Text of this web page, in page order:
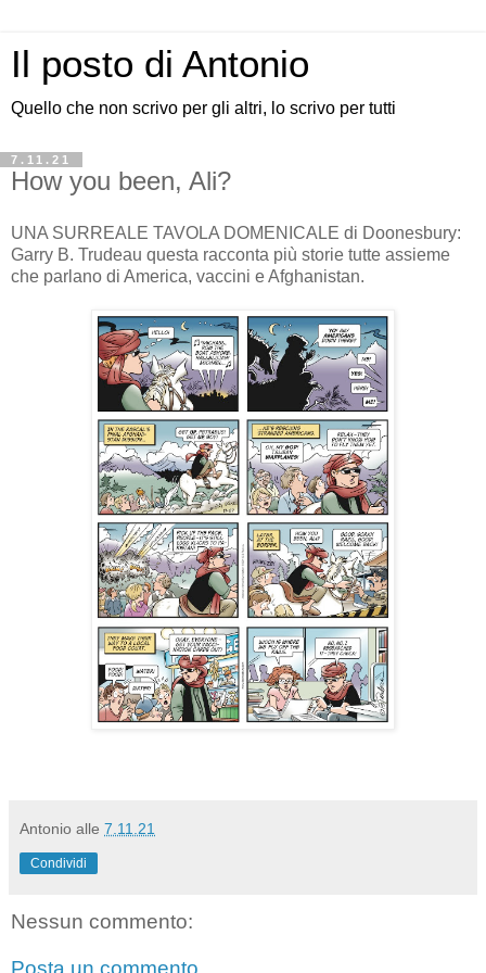
Il posto di Antonio
Quello che non scrivo per gli altri, lo scrivo per tutti
7.11.21
How you been, Ali?
UNA SURREALE TAVOLA DOMENICALE di Doonesbury:
Garry B. Trudeau questa racconta più storie tutte assieme
che parlano di America, vaccini e Afghanistan.
Antonio alle 7.11.21
Condividi
Nessun commento: